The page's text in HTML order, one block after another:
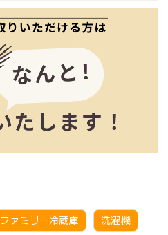
ファミリー冷蔵庫 洗濯機